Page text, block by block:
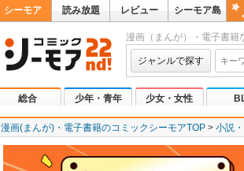
シーモア 読み放題 レビュー シーモア島
漫画（まんが）・電子書籍
ジャンルで探す
総合 少年・青年 少女・女性
漫画(まんが)・電子書籍のコミックシーモアTOP 小説